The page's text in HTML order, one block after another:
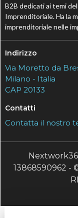
B2B dedicati ai temi
Imprenditoriale. Ha la
imprenditoriale nelle
Indirizzo
Via Moretto da
Milano - Italia
CAP 20133
Contatti
Contatta il nostro
13868590962 -